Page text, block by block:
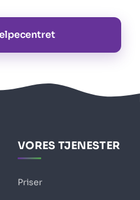
VORES TJENESTER
Priser